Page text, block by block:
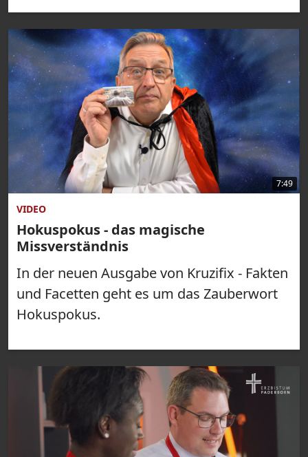
7:49
VIDEO
Hokuspokus - das magische
Missverständnis
In der neuen Ausgabe von Kruzifix - Fakten
und Facetten geht es um das Zauberwort
Hokuspokus.